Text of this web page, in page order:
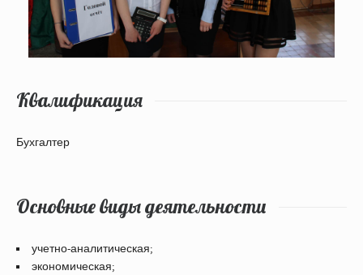
Квалификация
Бухгалтер
Основные виды деятельности
учетно-аналитическая;
экономическая;